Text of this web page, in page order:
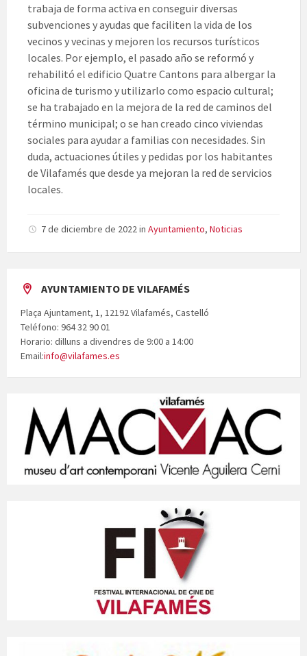
trabaja de forma activa en conseguir diversas
subvenciones y ayudas que faciliten la vida de los
vecinos y vecinas y mejoren los recursos turísticos
locales. Por ejemplo, el pasado año se reformó y
rehabilitó el edificio Quatre Cantons para albergar la
oficina de turismo y utilizarlo como espacio cultural;
se ha trabajado en la mejora de la red de caminos del
término municipal; o se han creado cinco viviendas
sociales para ayudar a familias con necesidades. Sin
duda, actuaciones útiles y pedidas por los habitantes
de Vilafamés que desde ya mejoran la red de servicios
locales.
7 de diciembre de 2022in Ayuntamiento, Noticias
AYUNTAMIENTO DE VILAFAMÉS
Plaça Ajuntament, 1, 12192 Vilafamés, Castelló
Teléfono: 964 32 90 01
Horario: dilluns a divendres de 9:00 a 14:00
Email:info@vilafames.es